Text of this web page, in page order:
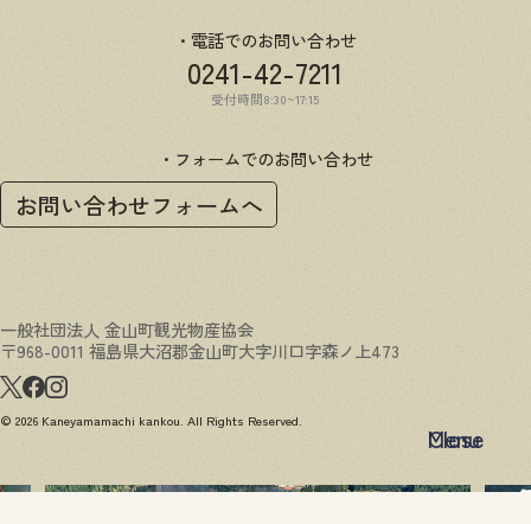
電話でのお問い合わせ
0241-42-7211
受付時間8:30~17:15
フォームでのお問い合わせ
お問い合わせフォームへ
一般社団法人 金山町観光物産協会
〒968-0011 福島県大沼郡金山町大字川口字森ノ上473
© 2026 Kaneyamamachi kankou. All Rights Reserved.
Menu
Close